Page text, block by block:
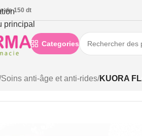
principal
de 150 dt
Categories
Soins anti-âge et anti-rides/KUORA